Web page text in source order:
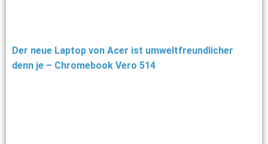
Der neue Laptop von Acer ist umweltfreundlicher
denn je – Chromebook Vero 514